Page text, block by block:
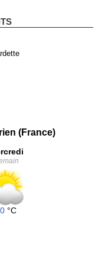
(France)
°C